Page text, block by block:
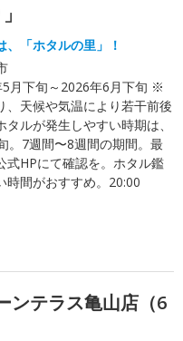
、「ホタルの里」！
5月下旬～2026年6月下旬 ※
、天候や気温により若干前後
ルが発生しやすい時期は、
。7週間〜8週間の期間。最
式HPにて確認を。ホタル鑑
時間がおすすめ。20:00
ンテラス亀山店（6